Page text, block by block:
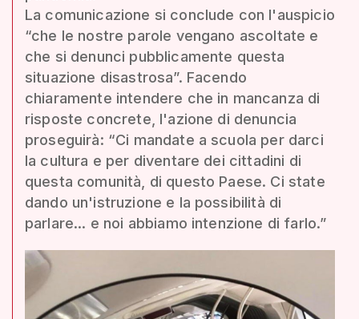
La comunicazione si conclude con l'auspicio
“che le nostre parole vengano ascoltate e
che si denunci pubblicamente questa
situazione disastrosa”. Facendo
chiaramente intendere che in mancanza di
risposte concrete, l'azione di denuncia
proseguirà: “Ci mandate a scuola per darci
la cultura e per diventare dei cittadini di
questa comunità, di questo Paese. Ci state
dando un'istruzione e la possibilità di
parlare... e noi abbiamo intenzione di farlo.”